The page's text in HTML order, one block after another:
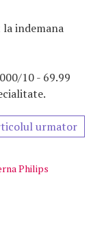
indemana
10 - 69.99
urmator
Philips